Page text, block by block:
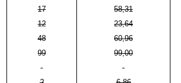
17
58,31
12
23,64
48
60,96
99 99,00